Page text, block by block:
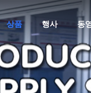
상품 행사 동